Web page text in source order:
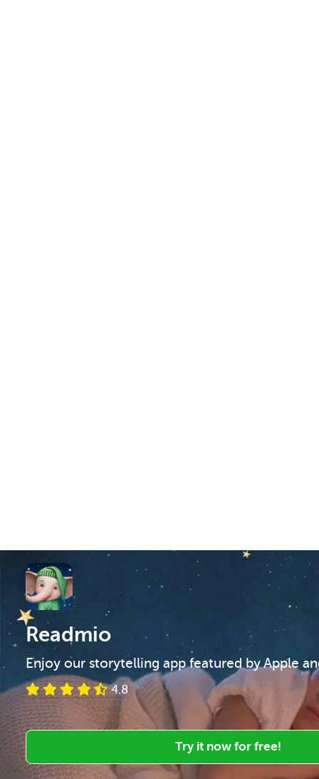
Readmio
Enjoy our storytelling app featured by Apple
4.8
Try it now for free!